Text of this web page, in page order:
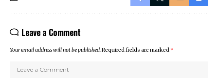
Leave a Comment
Your email address will not be published.Required fields are marked *